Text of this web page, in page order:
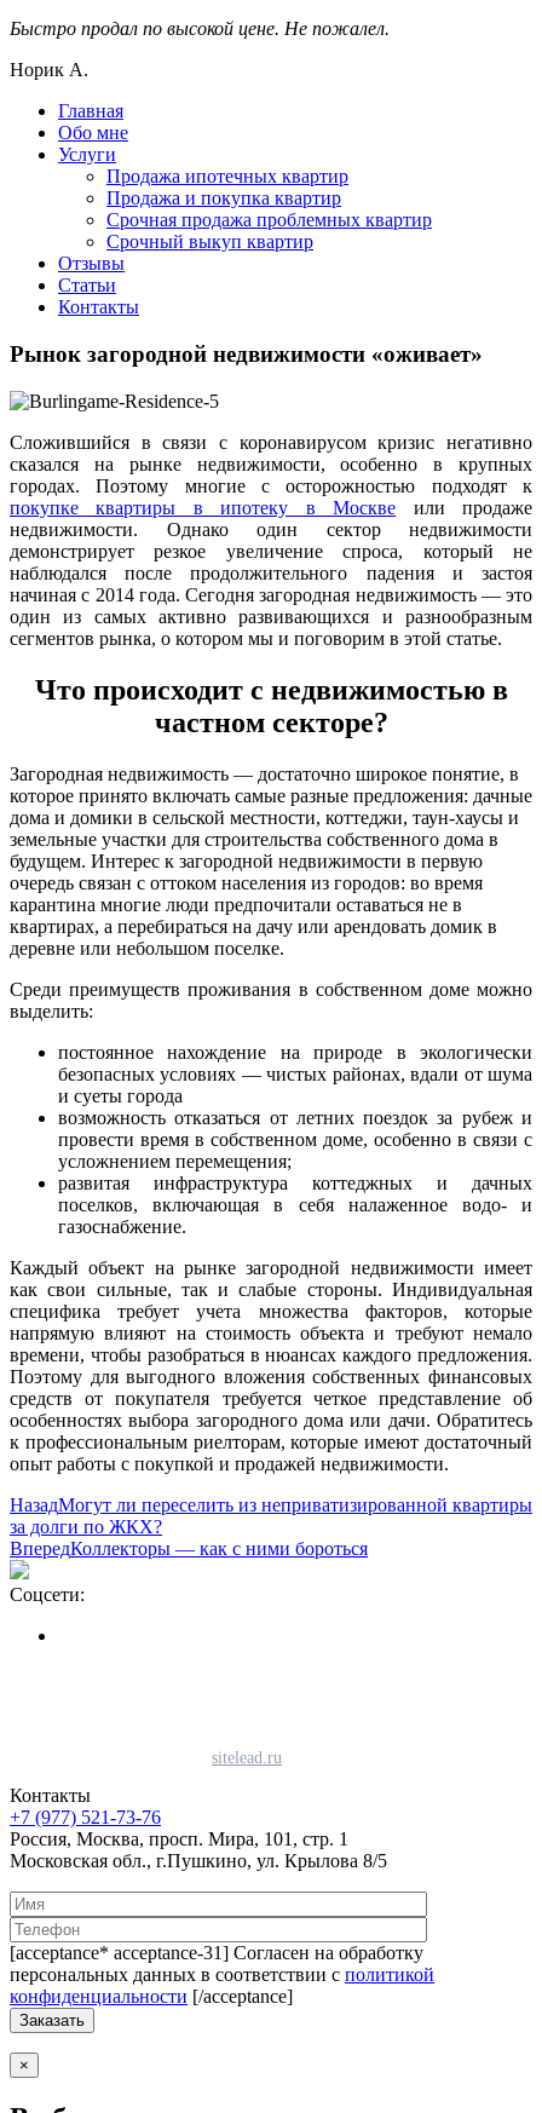
Быстро продал по высокой цене. Не пожалел.
Норик А.
Главная
Обо мне
Услуги
Продажа ипотечных квартир
Продажа и покупка квартир
Срочная продажа проблемных квартир
Срочный выкуп квартир
Отзывы
Статьи
Контакты
Рынок загородной недвижимости «оживает»
Сложившийся в связи с коронавирусом кризис негативно
сказался на рынке недвижимости, особенно в крупных
городах. Поэтому многие с осторожностью подходят к
покупке квартиры в ипотеку в Москве
или продаже
недвижимости. Однако один сектор недвижимости
демонстрирует резкое увеличение спроса, который не
наблюдался после продолжительного падения и застоя
начиная с 2014 года. Сегодня загородная недвижимость — это
один из самых активно развивающихся и разнообразным
сегментов рынка, о котором мы и поговорим в этой статье.
Что происходит с недвижимостью в
частном секторе?
Загородная недвижимость — достаточно широкое понятие, в
которое принято включать самые разные предложения: дачные
дома и домики в сельской местности, коттеджи, таун-хаусы и
земельные участки для строительства собственного дома в
будущем. Интерес к загородной недвижимости в первую
очередь связан с оттоком населения из городов: во время
карантина многие люди предпочитали оставаться не в
квартирах, а перебираться на дачу или арендовать домик в
деревне или небольшом поселке.
Среди преимуществ проживания в собственном доме можно
выделить:
постоянное нахождение на природе в экологически
безопасных условиях — чистых районах, вдали от шума
и суеты города
возможность отказаться от летних поездок за рубеж и
провести время в собственном доме, особенно в связи с
усложнением перемещения;
развитая инфраструктура коттеджных и дачных
поселков, включающая в себя налаженное водо- и
газоснабжение.
Каждый объект на рынке загородной недвижимости имеет
как свои сильные, так и слабые стороны. Индивидуальная
специфика требует учета множества факторов, которые
напрямую влияют на стоимость объекта и требуют немало
времени, чтобы разобраться в нюансах каждого предложения.
Поэтому для выгодного вложения собственных финансовых
средств от покупателя требуется четкое представление об
особенностях выбора загородного дома или дачи. Обратитесь
к профессиональным риелторам, которые имеют достаточный
опыт работы с покупкой и продажей недвижимости.
НазадМогут ли переселить из неприватизированной квартиры
за долги по ЖКХ?
ВпередКоллекторы — как с ними бороться
Соцсети:
sitelead.ru
Контакты
+7 (977) 521-73-76
Россия, Москва, просп. Мира, 101, стр. 1
Московская обл., г.Пушкино, ул. Крылова 8/5
[acceptance* acceptance-31] Согласен на обработку
персональных данных в соответствии с политикой
конфиденциальности [/acceptance]
×